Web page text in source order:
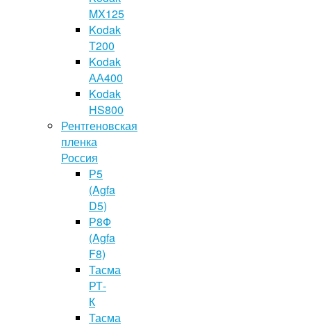
MX125
Kodak
T200
Kodak
АА400
Kodak
HS800
Рентгеновская
пленка
Россия
Р5
(Agfa
D5)
Р8Ф
(Agfa
F8)
Тасма
РТ-
К
Тасма